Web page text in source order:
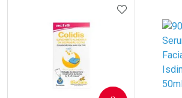
ADICIONAR